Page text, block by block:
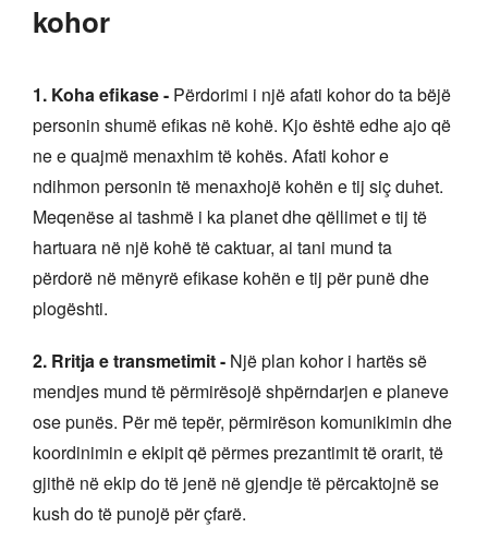
kohor
1. Koha efikase - Përdorimi i një afati kohor do ta bëjë
personin shumë efikas në kohë. Kjo është edhe ajo që
ne e quajmë menaxhim të kohës. Afati kohor e
ndihmon personin të menaxhojë kohën e tij siç duhet.
Meqenëse ai tashmë i ka planet dhe qëllimet e tij të
hartuara në një kohë të caktuar, ai tani mund ta
përdorë në mënyrë efikase kohën e tij për punë dhe
plogështi.
2. Rritja e transmetimit - Një plan kohor i hartës së
mendjes mund të përmirësojë shpërndarjen e planeve
ose punës. Për më tepër, përmirëson komunikimin dhe
koordinimin e ekipit që përmes prezantimit të orarit, të
gjithë në ekip do të jenë në gjendje të përcaktojnë se
kush do të punojë për çfarë.